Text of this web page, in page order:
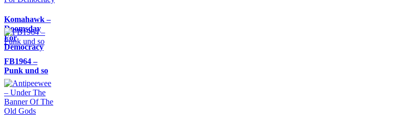
Komahawk –
Doomsday
For
Democracy
FB1964 –
Punk und so